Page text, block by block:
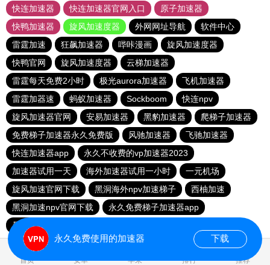
快连加速器
快连加速器官网入口
原子加速器
快鸭加速器
旋风加速度器 外网网址导航
软件中心
雷霆加速
狂飙加速器 哔咔漫画
旋风加速度器
快鸭官网
旋风加速度器
云梯加速器
雷霆每天免费2小时
极光aurora加速器
飞机加速器
雷霆加器速
蚂蚁加速器 Sockboom
快连npv
旋风加速器官网
安易加速器 黑豹加速器
爬梯子加速器
免费梯子加速器永久免费版
风驰加速器
飞驰加速器
快连加速器app
永久不收费的vp加速器2023
加速器试用一天
海外加速器试用一小时
一元机场
旋风加速官网下载
黑洞海外npv加速梯子
西柚加速
黑洞加速npv官网下载
永久免费梯子加速器app
暴雪加速器
首页 安卓 苹果 排行 推荐
永久免费使用的加速器 下载
0.085016s